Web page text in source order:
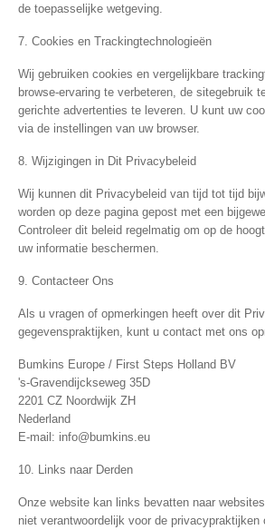
de toepasselijke wetgeving.
7. Cookies en Trackingtechnologieën
Wij gebruiken cookies en vergelijkbare
browse-ervaring te verbeteren, de sitegebruik
gerichte advertenties te leveren. U kunt uw
via de instellingen van uw browser.
8. Wijzigingen in Dit Privacybeleid
Wij kunnen dit Privacybeleid van tijd tot tijd
worden op deze pagina gepost met een
Controleer dit beleid regelmatig om op de
uw informatie beschermen.
9. Contacteer Ons
Als u vragen of opmerkingen heeft over dit
gegevenspraktijken, kunt u contact met ons
Bumkins Europe / First Steps Holland BV
's-Gravendijckseweg 35D
2201 CZ Noordwijk ZH
Nederland
E-mail: info@bumkins.eu
10. Links naar Derden
Onze website kan links bevatten naar
niet verantwoordelijk voor de privacypraktijken